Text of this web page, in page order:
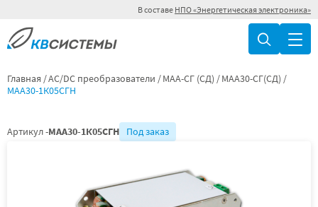
В составе НПО «Энергетическая электроника»
Главная AC/DC преобразователи МАА-СГ (СД)
МАА30-СГ(СД)
МАА30-1К05СГН
Артикул -МАА30-1К05СГН Под заказ